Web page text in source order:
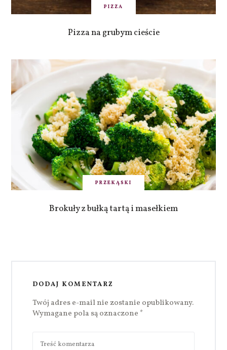
PIZZA
Pizza na grubym cieście
PRZEKĄSKI
Brokuły z bułką tartą i masełkiem
DODAJ KOMENTARZ
Twój adres e-mail nie zostanie opublikowany.
Wymagane pola są oznaczone *